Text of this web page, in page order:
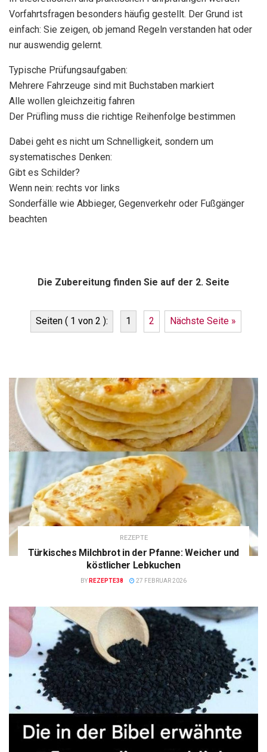
Vorfahrtsfragen besonders häufig gestellt. Der Grund ist
einfach: Sie zeigen, ob jemand Regeln verstanden hat oder
nur auswendig gelernt.
Typische Prüfungsaufgaben:
Mehrere Fahrzeuge sind mit Buchstaben markiert
Alle wollen gleichzeitig fahren
Der Prüfling muss die richtige Reihenfolge bestimmen
Dabei geht es nicht um Schnelligkeit, sondern um
systematisches Denken:
Gibt es Schilder?
Wenn nein: rechts vor links
Sonderfälle wie Abbieger, Gegenverkehr oder Fußgänger
beachten
Die Zubereitung finden Sie auf der 2. Seite
Seiten ( 1 von 2 ): 1 2 Nächste Seite »
REZEPTE
Türkisches Milchbrot in der Pfanne: Weicher und
köstlicher Lebkuchen
BY REZEPTE38 27 FEBRUAR 2026